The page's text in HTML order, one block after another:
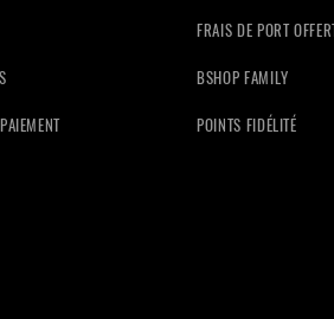
FRAIS DE PORT
BSHOP FAMILY
POINTS FIDÉLITÉ